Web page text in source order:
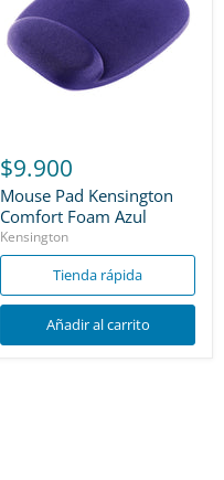
$9.900
Mouse Pad Kensington
Comfort Foam Azul
Kensington
Tienda rápida
Añadir al carrito